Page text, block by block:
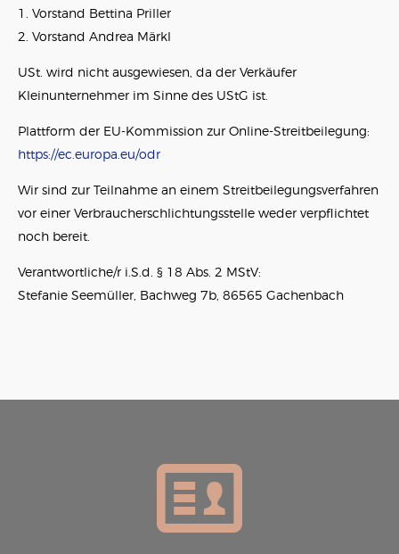
1. Vorstand Bettina Priller
2. Vorstand Andrea Märkl
USt. wird nicht ausgewiesen, da der Verkäufer
Kleinunternehmer im Sinne des UStG ist.
Plattform der EU-Kommission zur Online-Streitbeilegung:
https://ec.europa.eu/odr
Wir sind zur Teilnahme an einem Streitbeilegungsverfahren
vor einer Verbraucherschlichtungsstelle weder verpflichtet
noch bereit.
Verantwortliche/r i.S.d. § 18 Abs. 2 MStV:
Stefanie Seemüller, Bachweg 7b, 86565 Gachenbach